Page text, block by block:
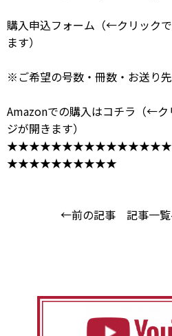
購入申込フォーム （←クリック
ます）
※ご希望の号数・冊数・お送り先
Amazonでの購入はコチラ （←
ジが開きます）
★★★★★★★★★★
←前の記事 記事一